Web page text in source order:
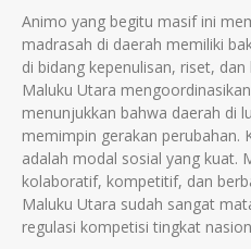
Animo yang begitu masif ini
madrasah di daerah memiliki
di bidang kepenulisan, riset,
Maluku Utara
menunjukkan bahwa daerah di
memimpin gerakan perubahan.
adalah modal sosial yang kuat.
kolaboratif, kompetitif, dan
Maluku Utara sudah sangat
regulasi kompetisi tingkat